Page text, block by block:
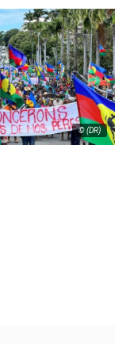
© (DR)